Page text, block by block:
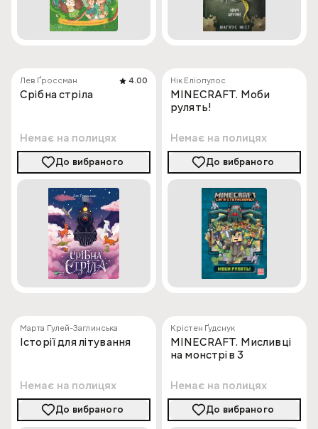
Лев Ґроссман 4.00
Срібна стріла
Немає на полицях
До вибраного
Нік Еліопулос
MINECRAFT. Моби
рулять!
Немає на полицях
До вибраного
Марта Гулей-Заглинська
Історії для літування
Немає на полицях
До вибраного
Крістен Ґудснук
MINECRAFT. Мисливці
на монстрів 3
Немає на полицях
До вибраного